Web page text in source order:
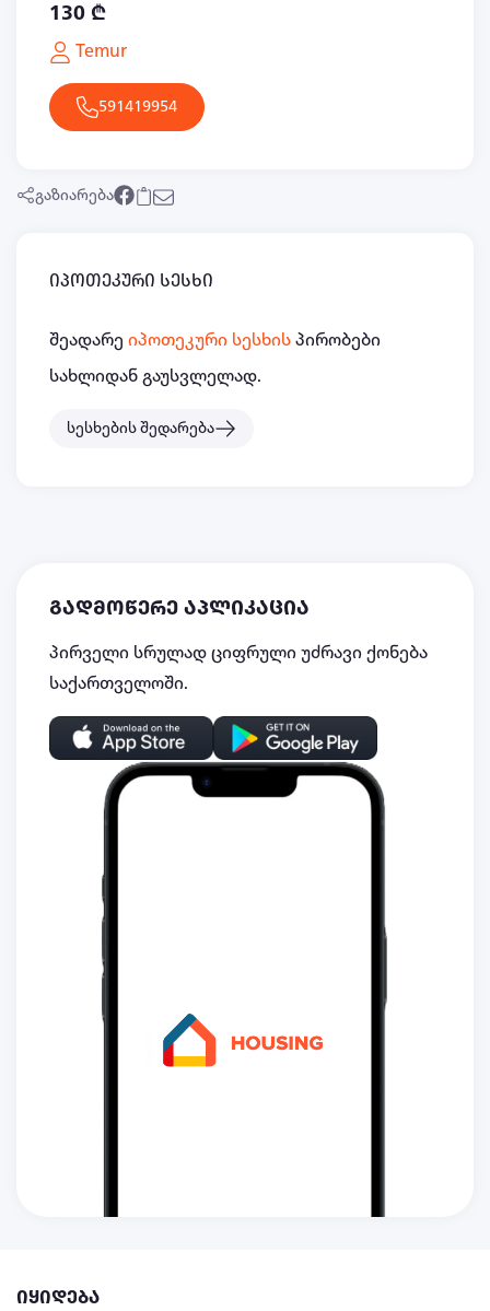
130 ₾
Temur
591419954
გაზიარება
იპოთეკური სესხი
შეადარე იპოთეკური სესხის პირობები
სახლიდან გაუსვლელად.
სესხების შედარება
გადმოწერე აპლიკაცია
პირველი სრულად ციფრული უძრავი ქონება
საქართველოში.
იყიდება